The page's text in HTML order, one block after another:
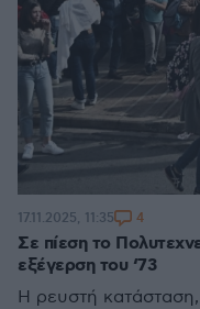
Σε πίεση το
εξέγερση του ‘73
H ρευστή
17.11.2025, 11:35 4